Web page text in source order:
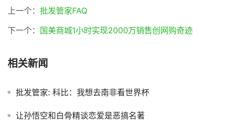
上一个： 批发管家FAQ
下一个： 国美商城1小时实现2000万销售创网购奇迹
相关新闻
批发管家: 科比：我想去南非看世界杯
让孙悟空和白骨精谈恋爱是恶搞名著